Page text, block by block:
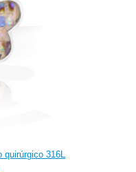
quirúrgico 316L